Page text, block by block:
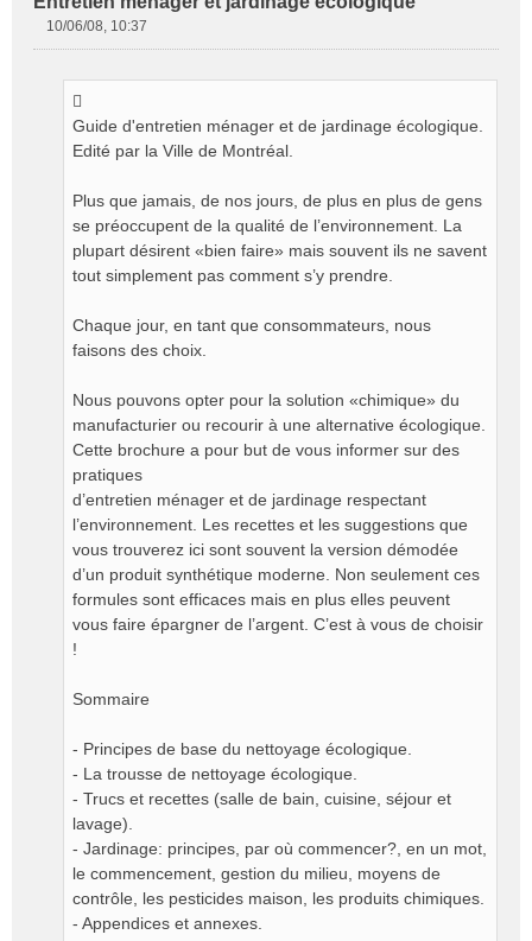
10/06/08, 10:37
Guide d'entretien ménager et de jardinage écologique.
Edité par la Ville de Montréal.
Plus que jamais, de nos jours, de plus en plus de gens
se préoccupent de la qualité de l’environnement. La
plupart désirent «bien faire» mais souvent ils ne savent
tout simplement pas comment s’y prendre.
Chaque jour, en tant que consommateurs, nous
faisons des choix.
Nous pouvons opter pour la solution «chimique» du
manufacturier ou recourir à une alternative écologique.
Cette brochure a pour but de vous informer sur des
pratiques
d’entretien ménager et de jardinage respectant
l’environnement. Les recettes et les suggestions que
vous trouverez ici sont souvent la version démodée
d’un produit synthétique moderne. Non seulement ces
formules sont efficaces mais en plus elles peuvent
vous faire épargner de l’argent. C’est à vous de choisir
!
Sommaire
- Principes de base du nettoyage écologique.
- La trousse de nettoyage écologique.
- Trucs et recettes (salle de bain, cuisine, séjour et
lavage).
- Jardinage: principes, par où commencer?, en un mot,
le commencement, gestion du milieu, moyens de
contrôle, les pesticides maison, les produits chimiques.
- Appendices et annexes.